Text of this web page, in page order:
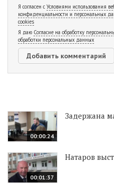
Я согласен с Условиями использования
конфиденциальности и персональных
cookies
Я даю Согласие на обработку
обработки персональных данных
00:00:24
Задержана
00:01:37
Натаров